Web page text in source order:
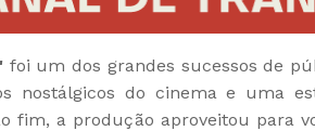
foi um dos grandes sucessos de
nostálgicos do cinema e uma
fim, a produção aproveitou para